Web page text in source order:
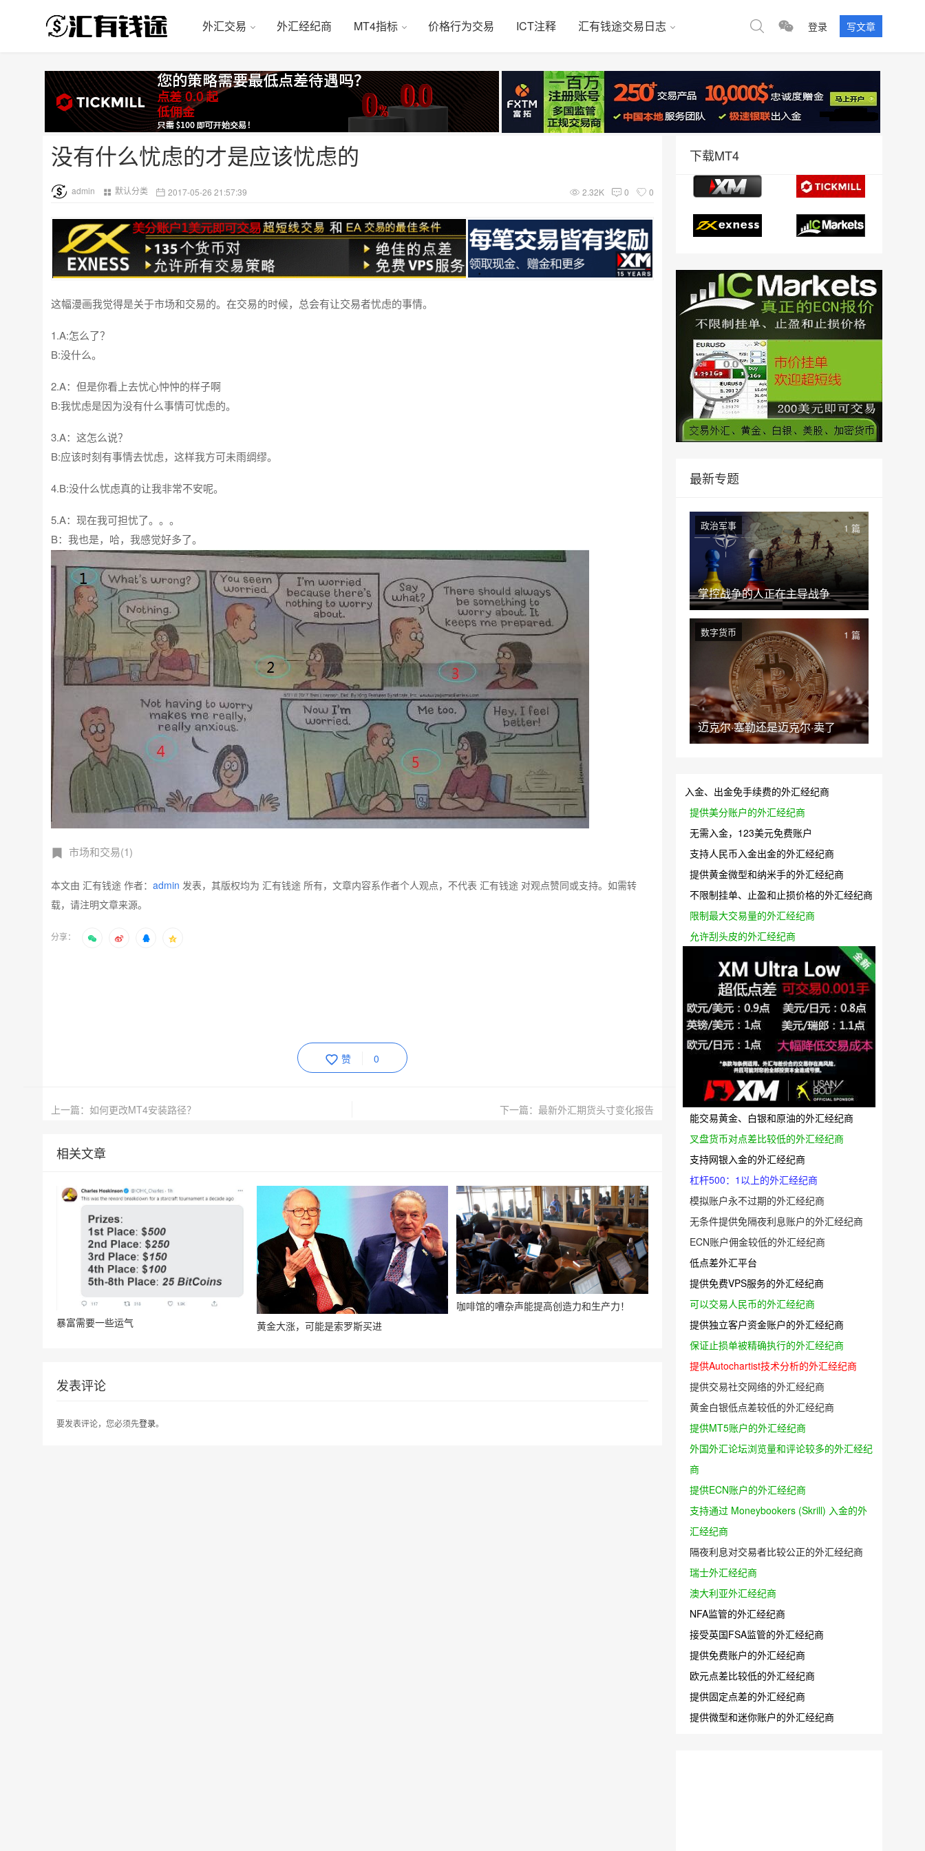
外汇交易 外汇经纪商 MT4指标 价格行为交易 ICT注释 汇有钱途交易日志 登录 写文章
没有什么忧虑的才是应该忧虑的
admin 默认分类 2017-05-26 21:57:39 2.32K 0 0
这幅漫画我觉得是关于市场和交易的。在交易的时候，总会有让交易者忧虑的事情。
1.A:怎么了？
B:没什么。
2.A：但是你看上去忧心忡忡的样子啊
B:我忧虑是因为没有什么事情可忧虑的。
3.A：这怎么说？
B:应该时刻有事情去忧虑，这样我方可未雨绸缪。
4.B:没什么忧虑真的让我非常不安呢。
5.A：现在我可担忧了。。。
B：我也是，哈，我感觉好多了。
市场和交易(1)
本文由 汇有钱途 作者： admin 发表，其版权均为 汇有钱途 所有，文章内容系作者个人观点，不代表 汇有钱途 对观点赞同或支持。如需转
载，请注明文章来源。
分享：
赞 0
上一篇：如何更改MT4安装路径？ 下一篇：最新外汇期货头寸变化报告
相关文章
暴富需要一些运气 黄金大涨，可能是索罗斯买进
咖啡馆的嘈杂声能提高创造力和生产力！
发表评论
要发表评论，您必须先登录。
下载MT4
最新专题
掌控战争的人正在主导战争
政治军事 1 篇
迈克尔·塞勒还是迈克尔·卖了
数字货币 1 篇
入金、出金免手续费的外汇经纪商
提供美分账户的外汇经纪商
无需入金，123美元免费账户
支持人民币入金出金的外汇经纪商
提供黄金微型和纳米手的外汇经纪商
不限制挂单、止盈和止损价格的外汇经纪商
限制最大交易量的外汇经纪商
允许刮头皮的外汇经纪商
能交易黄金、白银和原油的外汇经纪商
叉盘货币对点差比较低的外汇经纪商
支持网银入金的外汇经纪商
杠杆500：1以上的外汇经纪商
模拟账户永不过期的外汇经纪商
无条件提供免隔夜利息账户的外汇经纪商
ECN账户佣金较低的外汇经纪商
低点差外汇平台
提供免费VPS服务的外汇经纪商
可以交易人民币的外汇经纪商
提供独立客户资金账户的外汇经纪商
保证止损单被精确执行的外汇经纪商
提供Autochartist技术分析的外汇经纪商
提供交易社交网络的外汇经纪商
黄金白银低点差较低的外汇经纪商
提供MT5账户的外汇经纪商
外国外汇论坛浏览量和评论较多的外汇经纪
商
提供ECN账户的外汇经纪商
支持通过 Moneybookers (Skrill) 入金的外
汇经纪商
隔夜利息对交易者比较公正的外汇经纪商
瑞士外汇经纪商
澳大利亚外汇经纪商
NFA监管的外汇经纪商
接受英国FSA监管的外汇经纪商
提供免费账户的外汇经纪商
欧元点差比较低的外汇经纪商
提供固定点差的外汇经纪商
提供微型和迷你账户的外汇经纪商